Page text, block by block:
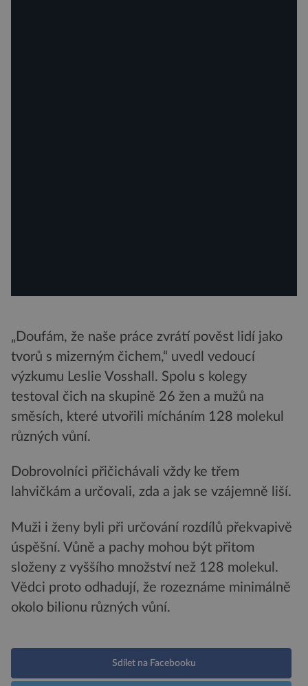
„Doufám, že naše práce zvrátí pověst lidí jako
tvorů s mizerným čichem,“ uvedl vedoucí
výzkumu Leslie Vosshall. Spolu s kolegy
testoval čich na skupině 26 žen a mužů na
směsích, které utvořili mícháním 128 molekul
různých vůní.
Dobrovolníci přičichávali vždy ke třem
lahvičkám a určovali, zda a jak se vzájemně liší.
Muži i ženy byli při určování rozdílů překvapivě
úspěšní. Vůně a pachy mohou být přitom
složeny z vyššího množství než 128 molekul.
Vědci proto odhadují, že rozeznáme minimálně
okolo bilionu různých vůní.
Sdílet na Facebooku